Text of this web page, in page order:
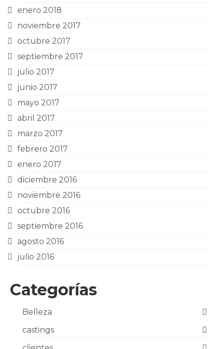
enero 2018
noviembre 2017
octubre 2017
septiembre 2017
julio 2017
junio 2017
mayo 2017
abril 2017
marzo 2017
febrero 2017
enero 2017
diciembre 2016
noviembre 2016
octubre 2016
septiembre 2016
agosto 2016
julio 2016
Categorías
Belleza
castings